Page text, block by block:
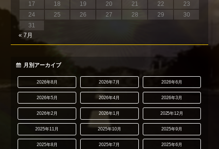
17
18 19 20 21 22
23
24
25 26 27 28 29
30
31
« 7月
月別アーカイブ
2026年8月 2026年7月 2026年6月
2026年5月 2026年4月 2026年3月
2026年2月 2026年1月 2025年12月
2025年11月 2025年10月 2025年9月
2025年8月 2025年7月 2025年6月